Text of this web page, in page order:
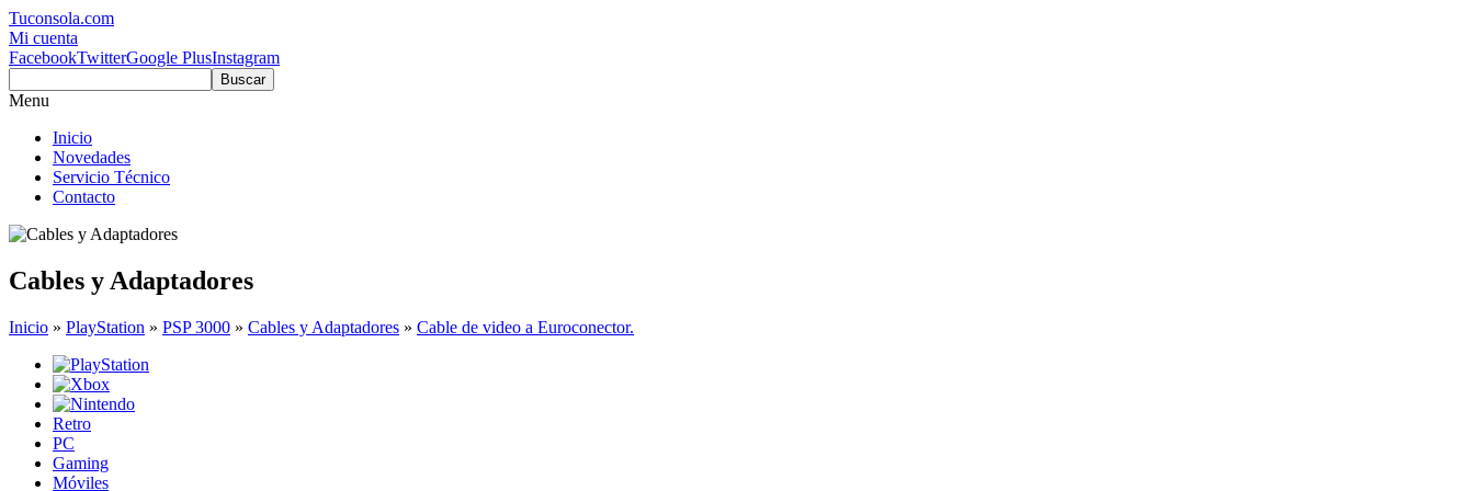
Tuconsola.com
Mi cuenta
FacebookTwitterGoogle PlusInstagram
Buscar
Menu
Inicio
Novedades
Servicio Técnico
Contacto
Cables y Adaptadores
Inicio » PlayStation » PSP 3000 » Cables y Adaptadores » Cable de video a Euroconector.
Retro
PC
Gaming
Móviles